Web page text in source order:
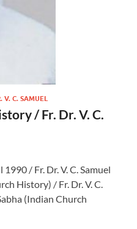
V. C. SAMUEL
/ Fr. Dr. V. C.
/ Fr. Dr. V. C. Samuel
History) / Fr. Dr. V. C.
(Indian Church